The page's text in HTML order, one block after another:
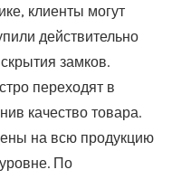
клиенты могут
действительно
замков.
переходят в
качество товара.
на всю продукцию
По